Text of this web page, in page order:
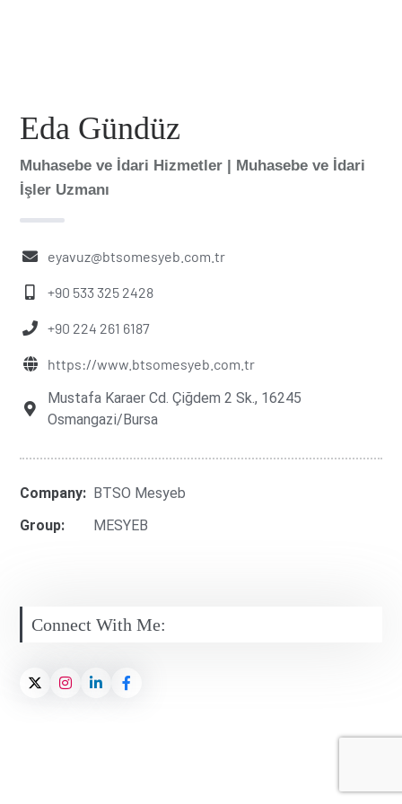
Eda Gündüz
Muhasebe ve İdari Hizmetler | Muhasebe ve İdari
İşler Uzmanı
eyavuz@btsomesyeb.com.tr
+90 533 325 2428
+90 224 261 6187
https://www.btsomesyeb.com.tr
Mustafa Karaer Cd. Çiğdem 2 Sk., 16245
Osmangazi̇/Bursa
Company: BTSO Mesyeb
Group:
MESYEB
Connect With Me: